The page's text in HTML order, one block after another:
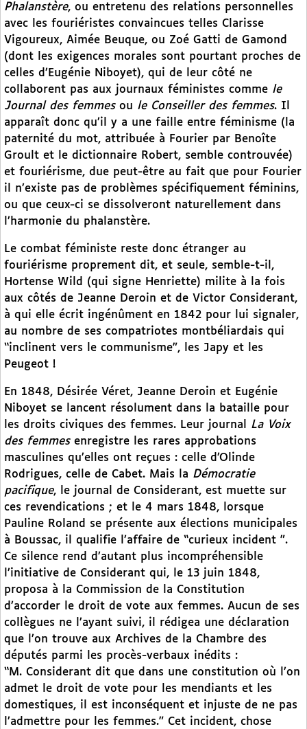
Phalanstère, ou entretenu des relations personnelles
avec les fouriéristes convaincues telles Clarisse
Vigoureux, Aimée Beuque, ou Zoé Gatti de Gamond
(dont les exigences morales sont pourtant proches de
celles d’Eugénie Niboyet), qui de leur côté ne
collaborent pas aux journaux féministes comme le
Journal des femmesou le Conseiller des femmes. Il
apparaît donc qu’il y a une faille entre féminisme (la
paternité du mot, attribuée à Fourier par Benoîte
Groult et le dictionnaire Robert, semble controuvée)
et fouriérisme, due peut-être au fait que pour Fourier
il n’existe pas de problèmes spécifiquement féminins,
ou que ceux-ci se dissolveront naturellement dans
l’harmonie du phalanstère.
Le combat féministe reste donc étranger au
fouriérisme proprement dit, et seule, semble-t-il,
Hortense Wild (qui signe Henriette) milite à la fois
aux côtés de Jeanne Deroin et de Victor Considerant,
à qui elle écrit ingénûment en 1842 pour lui signaler,
au nombre de ses compatriotes montbéliardais qui
“inclinent vers le communisme”, les Japy et les
Peugeot !
En 1848, Désirée Véret, Jeanne Deroin et Eugénie
Niboyet se lancent résolument dans la bataille pour
les droits civiques des femmes. Leur journal La Voix
des femmesenregistre les rares approbations
masculines qu’elles ont reçues : celle d’Olinde
Rodrigues, celle de Cabet. Mais la Démocratie
pacifique, le journal de Considerant, est muette sur
ces revendications ; et le 4 mars 1848, lorsque
Pauline Roland se présente aux élections municipales
à Boussac, il qualifie l’affaire de “curieux incident ”.
Ce silence rend d’autant plus incompréhensible
l’initiative de Considerant qui, le 13 juin 1848,
proposa à la Commission de la Constitution
d’accorder le droit de vote aux femmes. Aucun de ses
collègues ne l’ayant suivi, il rédigea une déclaration
que l’on trouve aux Archives de la Chambre des
députés parmi les procès-verbaux inédits :
“M. Considerant dit que dans une constitution où l’on
admet le droit de vote pour les mendiants et les
domestiques, il est inconséquent et injuste de ne pas
l’admettre pour les femmes.” Cet incident, chose